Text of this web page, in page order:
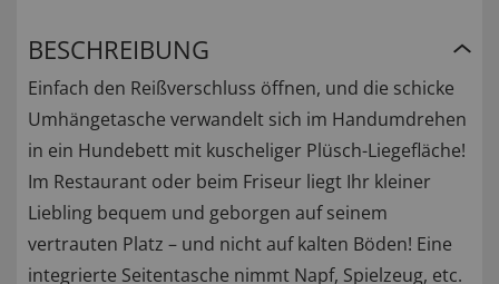
BESCHREIBUNG
Einfach den Reißverschluss öffnen, und die schicke
Umhängetasche verwandelt sich im Handumdrehen
in ein Hundebett mit kuscheliger Plüsch-Liegefläche!
Im Restaurant oder beim Friseur liegt Ihr kleiner
Liebling bequem und geborgen auf seinem
vertrauten Platz – und nicht auf kalten Böden! Eine
integrierte Seitentasche nimmt Napf, Spielzeug, etc.